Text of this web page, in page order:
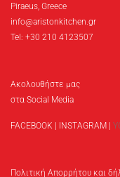
Piraeus, Greece
info@aristonkitchen.gr
Tel: +30 210 4123507
Ακολουθήστε μας
στα Social Media
FACEBOOK INSTAGRAM
Πολιτική Απορρήτου και